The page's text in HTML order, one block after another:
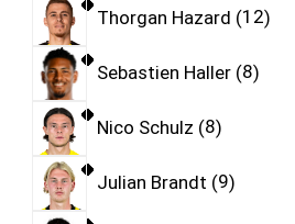
Thorgan Hazard 12
Sebastien Haller 8
Nico Schulz 8
Julian Brandt 9